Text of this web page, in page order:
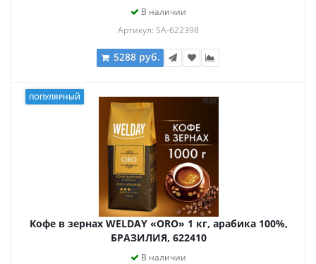
В наличии
Артикул: SA-622398
5288 руб.
ПОПУЛЯРНЫЙ
Кофе в зернах WELDAY «ORO» 1 кг, арабика 100%,
БРАЗИЛИЯ, 622410
В наличии